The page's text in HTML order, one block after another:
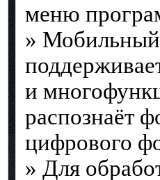
меню
» Мобильный
и
распознаёт
цифрового
» Для